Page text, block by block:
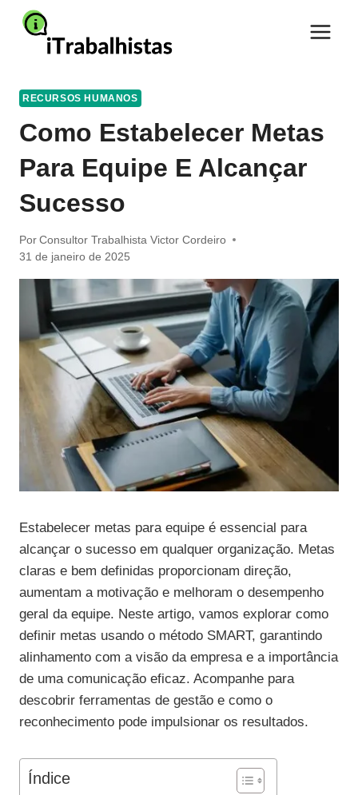
Pular
para
RECURSOS HUMANOS
Como Estabelecer Metas
Para Equipe E Alcançar
Sucesso
Por Consultor Trabalhista Victor Cordeiro
31 de janeiro de 2025
Estabelecer metas para equipe é essencial para
alcançar o sucesso em qualquer organização. Metas
claras e bem definidas proporcionam direção,
aumentam a motivação e melhoram o desempenho
geral da equipe. Neste artigo, vamos explorar como
definir metas usando o método SMART, garantindo
alinhamento com a visão da empresa e a importância
de uma comunicação eficaz. Acompanhe para
descobrir ferramentas de gestão e como o
reconhecimento pode impulsionar os resultados.
Índice